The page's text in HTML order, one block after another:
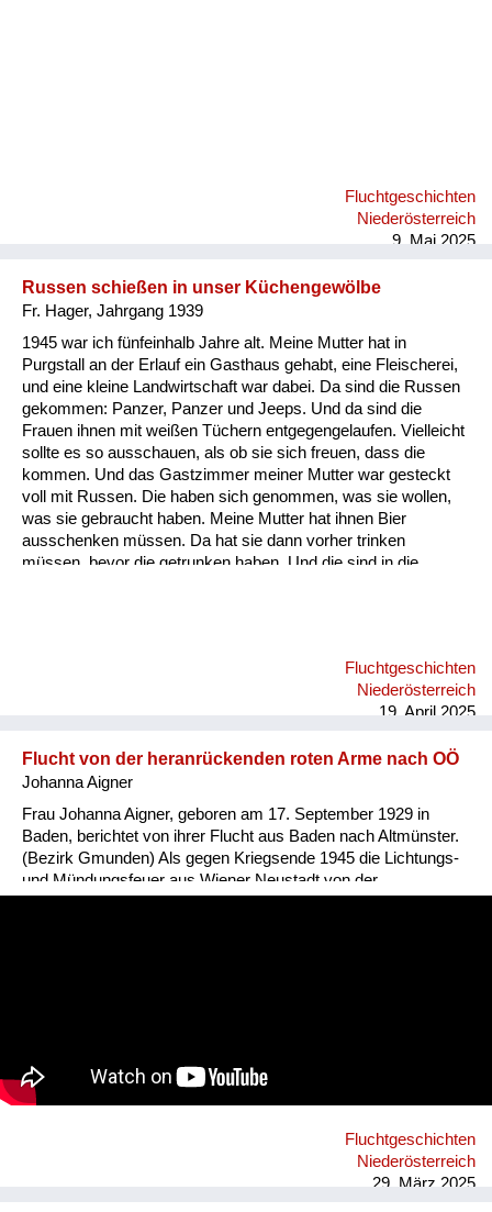
Fluchtgeschichten
Niederösterreich
9. Mai 2025
Russen schießen in unser Küchengewölbe
Fr. Hager, Jahrgang 1939
1945 war ich fünfeinhalb Jahre alt. Meine Mutter hat in
Purgstall an der Erlauf ein Gasthaus gehabt, eine Fleischerei,
und eine kleine Landwirtschaft war dabei. Da sind die Russen
gekommen: Panzer, Panzer und Jeeps. Und da sind die
Frauen ihnen mit weißen Tüchern entgegengelaufen. Vielleicht
sollte es so ausschauen, als ob sie sich freuen, dass die
kommen. Und das Gastzimmer meiner Mutter war gesteckt
voll mit Russen. Die haben sich genommen, was sie wollen,
was sie gebraucht haben. Meine Mutter hat ihnen Bier
ausschenken müssen. Da hat sie dann vorher trinken
müssen, bevor die getrunken haben. Und die sind in die
Fuß. Meine Mutter, mein Stiefvater und eine Frau mit ihrem
Sohn. Ein Leiterwagerl haben sie mitgehabt, da haben wir
Fluchtgeschichten
Niederösterreich
19. April 2025
Flucht von der heranrückenden roten Arme nach OÖ
Johanna Aigner
Frau Johanna Aigner, geboren am 17. September 1929 in
Baden, berichtet von ihrer Flucht aus Baden nach Altmünster.
(Bezirk Gmunden) Als gegen Kriegsende 1945 die Lichtungs-
und Mündungsfeuer aus Wiener Neustadt von der
Fluchtgeschichten
Niederösterreich
29. März 2025